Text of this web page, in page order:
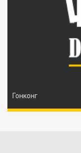
Гонконг